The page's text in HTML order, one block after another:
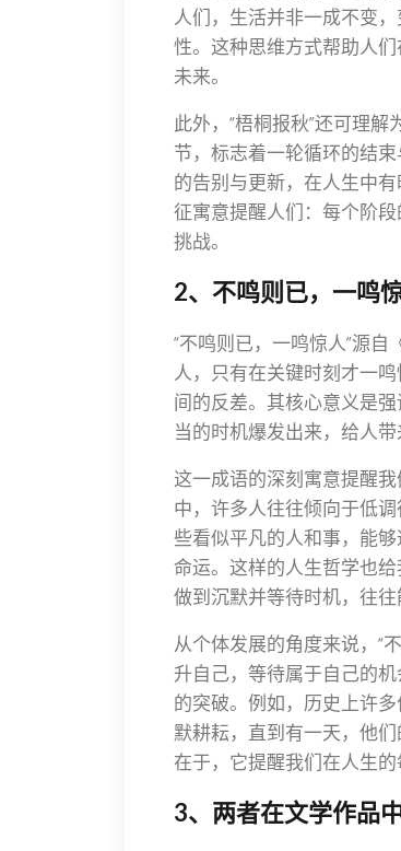
人们，生活并非一成不变
性。这种思维方式帮助人
未来。
此外，“梧桐报秋”还可理
节，标志着一轮循环的结
的告别与更新，在人生中
征寓意提醒人们：每个阶
挑战。
2、不鸣则已，一鸣
“不鸣则已，一鸣惊人”源
人，只有在关键时刻才一鸣
间的反差。其核心意义是
当的时机爆发出来，给人带
这一成语的深刻寓意提醒
中，许多人往往倾向于低
些看似平凡的人和事，能
命运。这样的人生哲学也
做到沉默并等待时机，往往
从个体发展的角度来说，“
升自己，等待属于自己的
的突破。例如，历史上许
默耕耘，直到有一天，他
在于，它提醒我们在人生
3、两者在文学作品